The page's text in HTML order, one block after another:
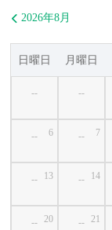
 2026年8月
日曜日 月曜日
-- --
-- 6 -- 7
-- 13 -- 14
-- 20 -- 21